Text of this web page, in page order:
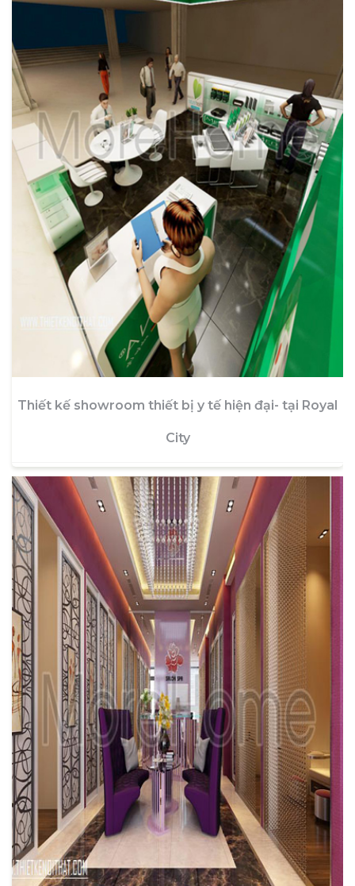
Thiết kế showroom thiết bị y tế hiện đại- tại Royal
City